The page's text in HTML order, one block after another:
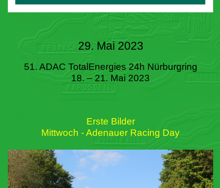
29. Mai 2023
51. ADAC TotalEnergies 24h Nürburgring
18. – 21. Mai 2023
Erste Bilder
Mittwoch - Adenauer Racing Day